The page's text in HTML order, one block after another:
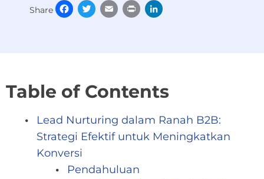
Share Facebook
TwitterEmail Print
Table of Contents
Lead Nurturing dalam Ranah B2B:
Strategi Efektif untuk Meningkatkan
Konversi
Pendahuluan